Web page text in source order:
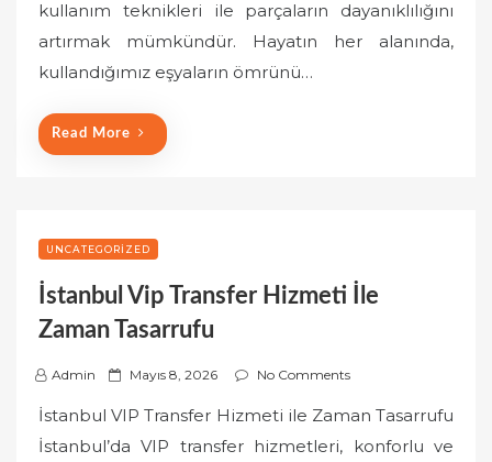
d
kullanım teknikleri ile parçaların dayanıklılığını
artırmak mümkündür. Hayatın her alanında,
kullandığımız eşyaların ömrünü…
Read More
UNCATEGORIZED
İstanbul Vip Transfer Hizmeti İle
Zaman Tasarrufu
Admin
P
s
t
Mayıs 8, 2026 No Comments
İstanbul VIP Transfer Hizmeti ile Zaman Tasarrufu
İstanbul’da VIP transfer hizmetleri, konforlu ve